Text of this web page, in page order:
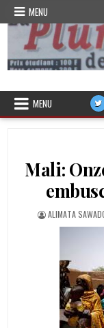
Skip
content
MENU
Plume de
MENU
Mali:
AUTHOR:
ALIMATA